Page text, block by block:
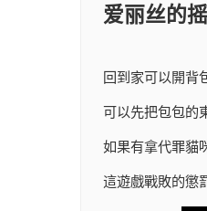
爱丽丝的
回到家可以開背
可以先把包包的
如果有拿代罪貓
這遊戲戰敗的懲